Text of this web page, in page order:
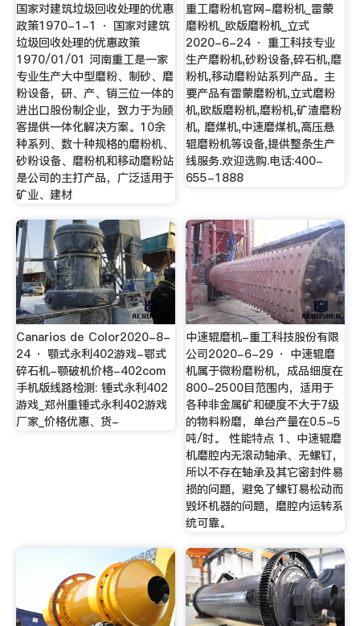
国家对建筑垃圾回收处理的优惠
政策1970-1-1 · 国家对建筑
垃圾回收处理的优惠政策
1970/01/01 河南重工是一家
专业生产大中型磨粉、制砂、磨
粉设备，研、产、销三位一体的
进出口股份制企业，致力于为顾
客提供一体化解决方案。10余
种系列、数十种规格的磨粉机、
砂粉设备、磨粉机和移动磨粉站
是公司的主打产品，广泛适用于
矿业、建材
重工磨粉机官网-磨粉机_雷蒙
磨粉机_欧版磨粉机_立式
2020-6-24 · 重工科技专业
生产磨粉机,砂粉设备,碎石机,磨
粉机,移动磨粉站系列产品。主
要产品有雷蒙磨粉机,立式磨粉
机,欧版磨粉机,磨粉机,矿渣磨粉
机, 磨煤机,中速磨煤机,高压悬
辊磨粉机等设备,提供整条生产
线服务.欢迎选购.电话:400-
655-1888
Canarios de Color2020-8-
24 · 颚式永利402游戏-鄂式
碎石机-颚破机价格-402com
手机版线路检测: 锤式永利402
游戏_郑州重锤式永利402游戏
厂家_价格优惠、货-
中速辊磨机-重工科技股份有限
公司2020-6-29 · 中速辊磨
机属于微粉磨粉机，成品细度在
800-2500目范围内，适用于
各种非金属矿和硬度不大于7级
的物料粉磨，单台产量在0.5-5
吨/时。 性能特点 1、中速辊磨
机磨腔内无滚动轴承、无螺钉，
所以不存在轴承及其它密封件易
损的问题，避免了螺钉易松动而
毁坏机器的问题，磨腔内运转系
统可靠。